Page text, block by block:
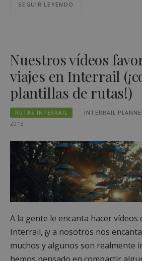
SEGUIR LEYENDO
Nuestros vídeos
viajes en Interrail
plantillas de rutas!)
RUTAS INTERRAIL INTERRAIL
2018
A la gente le encanta hacer vídeos
Interrail, ¡y a nosotros nos
muchos y algunos son realmente